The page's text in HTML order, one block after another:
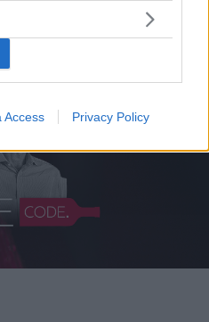
Access Privacy Policy